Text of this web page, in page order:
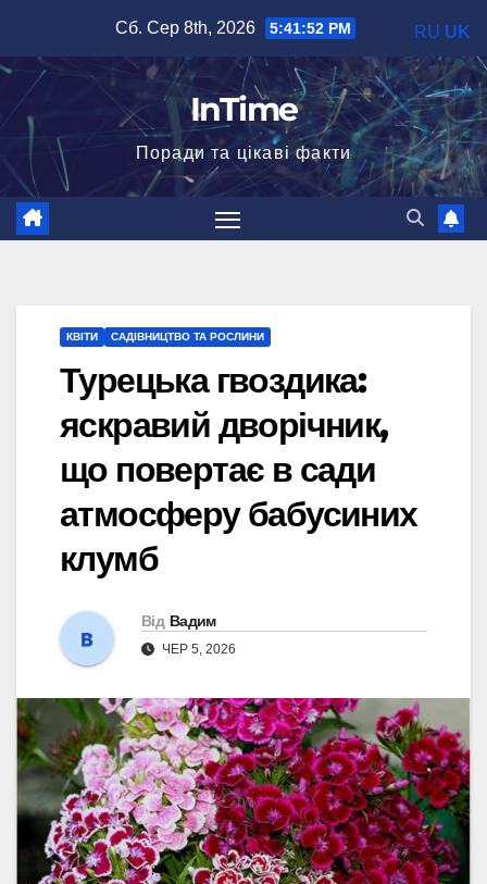
вмісту
Сб. Сер 8th, 2026 5:41:53 PM
InTime
Поради та цікаві факти
КВІТИ САДІВНИЦТВО ТА РОСЛИНИ
Турецька гвоздика:
яскравий дворічник,
що повертає в сади
атмосферу бабусиних
клумб
Від Вадим
ЧЕР 5, 2026
RU UK